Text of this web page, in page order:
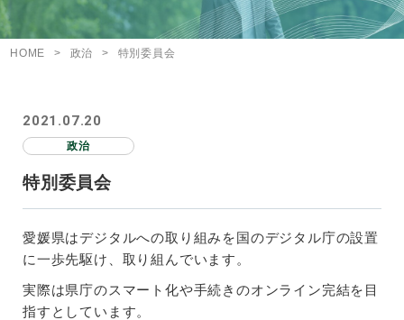
HOME > 政治 > 特別委員会
2021.07.20
政治
特別委員会
愛媛県はデジタルへの取り組みを国のデジタル庁の設置
に一歩先駆け、取り組んでいます。
実際は県庁のスマート化や手続きのオンライン完結を目
指すとしています。